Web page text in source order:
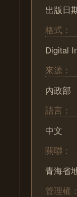
出版日
格式：
Digital
來源：
內政部
語言：
中文
關聯：
青海省
管理權：